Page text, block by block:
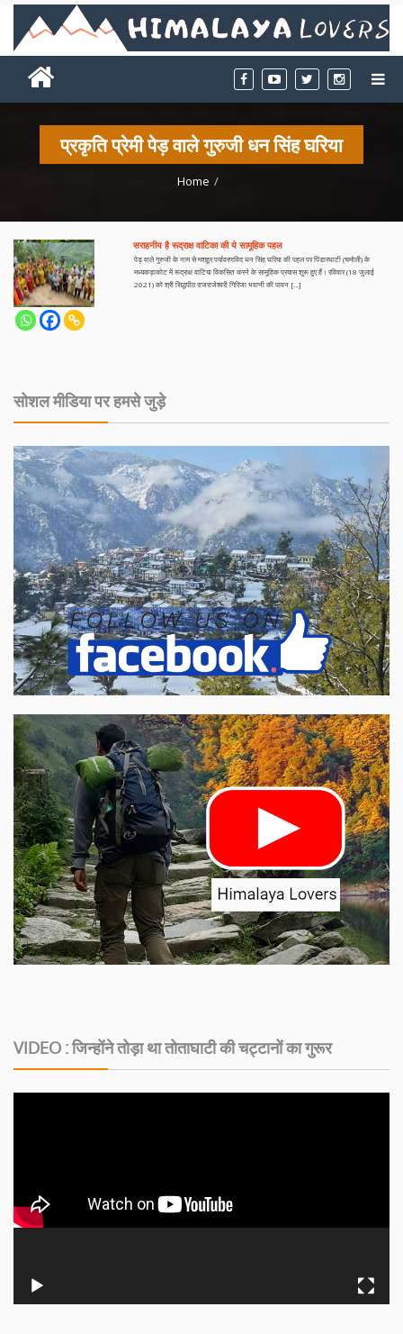
प्रकृति प्रेमी पेड़ वाले गुरुजी धन सिंह घरिया
Home
सराहनीय है रूद्राक्ष वाटिका की ये सामूहिक पहल
पेड़ वाले गुरुजी के नाम से मशहूर पर्यावरणविद धन सिंह घरिया की पहल पर पिंडारघाटी (चमोली) के
मध्यकड़ाकोट में रूद्राक्ष वाटिया विकसित करने के सामूहिक प्रयास शुरू हुए हैं। रविवार (18 जुलाई
2021) को श्री सिद्धपीठ राजराजेश्वरी गिरिजा भवानी की पावन […]
सोशल मीडिया पर हमसे जुड़े
VIDEO : जिन्होंने तोड़ा था तोताघाटी की चट्टानों का गुरूर